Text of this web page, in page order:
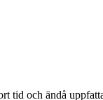
tid och ändå